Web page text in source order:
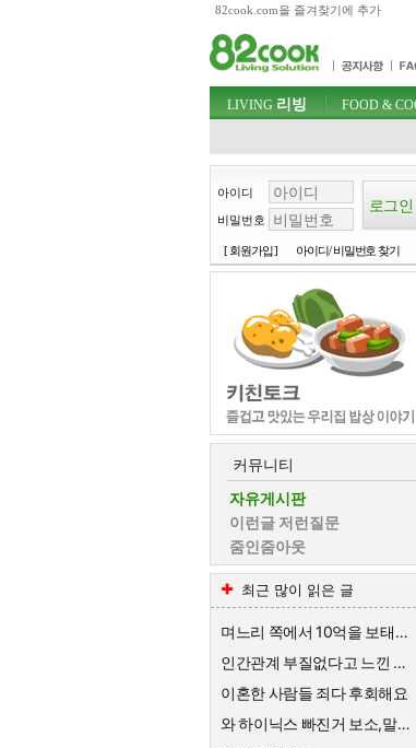
82cook.com을 즐겨찾기에 추가
주메뉴 바로가기
컨텐츠 바로가기
검색 바로가기
로그인 바로가기
주메뉴
LIVING 리빙 FOOD &
아이디
비밀번호
[ 회원가입 ] 아이디/ 비밀번호 찾기
커뮤니티
자유게시판
이런글 저런질문
줌인줌아웃
최근 많이 읽은 글
며느리 쪽에서 10억을 보태준대요.
인간관계 부질없다고 느낀 순간
이혼한 사람들 죄다 후회해요
와 하이닉스 빠진거 보소,말이 안나옴